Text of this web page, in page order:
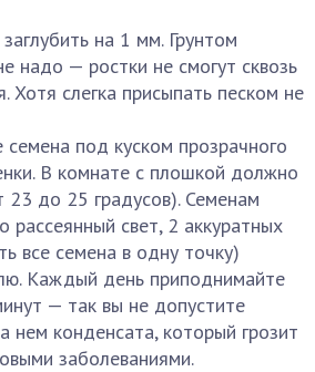
на 1 мм. Грунтом
надо — ростки не смогут сквозь
Хотя слегка присыпать песком не
под куском прозрачного
В комнате с плошкой должно
23 до 25 градусов). Семенам
рассеянный свет, 2 аккуратных
все семена в одну точку)
Каждый день приподнимайте
— так вы не допустите
нем конденсата, который грозит
заболеваниями.